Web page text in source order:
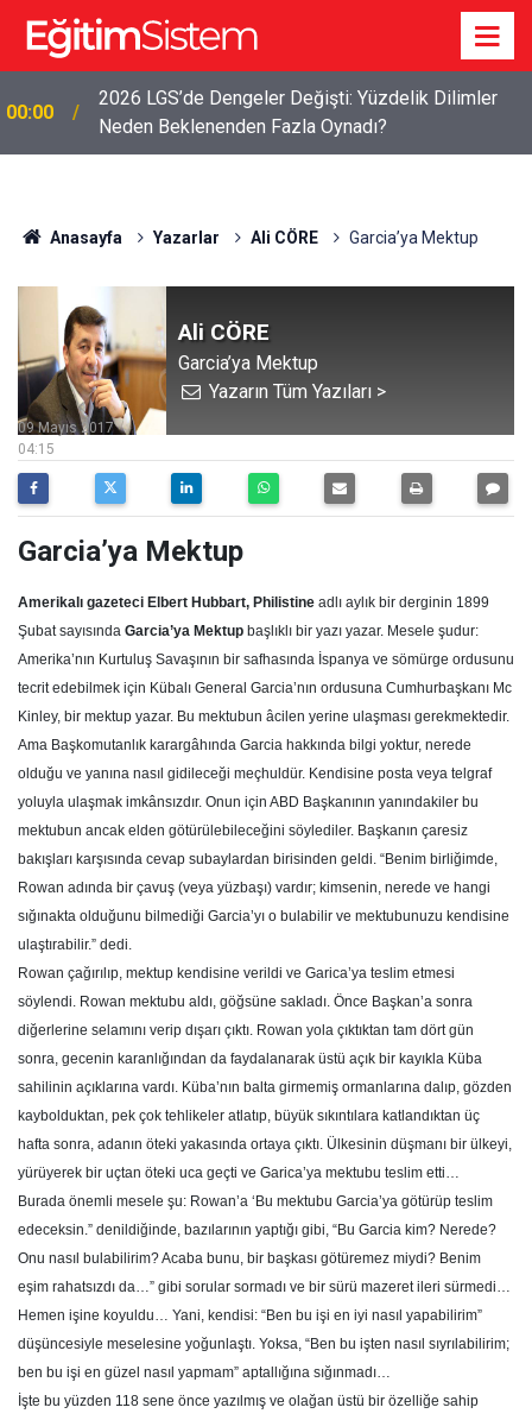
00:00
2026 LGS’de Dengeler Değişti: Yüzdelik Dilimler
Neden Beklenenden Fazla Oynadı?
Anasayfa Yazarlar Ali CÖRE Garcia’ya Mektup
Ali CÖRE
Garcia’ya Mektup
Yazarın Tüm Yazıları >
04:15
09 Mayıs 2017
Garcia’ya Mektup
Amerikalı gazeteci Elbert Hubbart, Philistine adlı aylık bir derginin 1899
Şubat sayısında Garcia’ya Mektup başlıklı bir yazı yazar. Mesele şudur:
Amerika’nın Kurtuluş Savaşının bir safhasında İspanya ve sömürge ordusunu
tecrit edebilmek için Kübalı General Garcia’nın ordusuna Cumhurbaşkanı Mc
Kinley, bir mektup yazar. Bu mektubun âcilen yerine ulaşması gerekmektedir.
Ama Başkomutanlık karargâhında Garcia hakkında bilgi yoktur, nerede
olduğu ve yanına nasıl gidileceği meçhuldür. Kendisine posta veya telgraf
yoluyla ulaşmak imkânsızdır. Onun için ABD Başkanının yanındakiler bu
mektubun ancak elden götürülebileceğini söylediler. Başkanın çaresiz
bakışları karşısında cevap subaylardan birisinden geldi. “Benim birliğimde,
Rowan adında bir çavuş (veya yüzbaşı) vardır; kimsenin, nerede ve hangi
sığınakta olduğunu bilmediği Garcia’yı o bulabilir ve mektubunuzu kendisine
ulaştırabilir.” dedi.
Rowan çağırılıp, mektup kendisine verildi ve Garica’ya teslim etmesi
söylendi. Rowan mektubu aldı, göğsüne sakladı. Önce Başkan’a sonra
diğerlerine selamını verip dışarı çıktı. Rowan yola çıktıktan tam dört gün
sonra, gecenin karanlığından da faydalanarak üstü açık bir kayıkla Küba
sahilinin açıklarına vardı. Küba’nın balta girmemiş ormanlarına dalıp, gözden
kaybolduktan, pek çok tehlikeler atlatıp, büyük sıkıntılara katlandıktan üç
hafta sonra, adanın öteki yakasında ortaya çıktı. Ülkesinin düşmanı bir ülkeyi,
yürüyerek bir uçtan öteki uca geçti ve Garica’ya mektubu teslim etti…
Burada önemli mesele şu: Rowan’a ‘Bu mektubu Garcia’ya götürüp teslim
edeceksin.” denildiğinde, bazılarının yaptığı gibi, “Bu Garcia kim? Nerede?
Onu nasıl bulabilirim? Acaba bunu, bir başkası götüremez miydi? Benim
eşim rahatsızdı da…” gibi sorular sormadı ve bir sürü mazeret ileri sürmedi…
Hemen işine koyuldu… Yani, kendisi: “Ben bu işi en iyi nasıl yapabilirim”
düşüncesiyle meselesine yoğunlaştı. Yoksa, “Ben bu işten nasıl sıyrılabilirim;
ben bu işi en güzel nasıl yapmam” aptallığına sığınmadı…
İşte bu yüzden 118 sene önce yazılmış ve olağan üstü bir özelliğe sahip